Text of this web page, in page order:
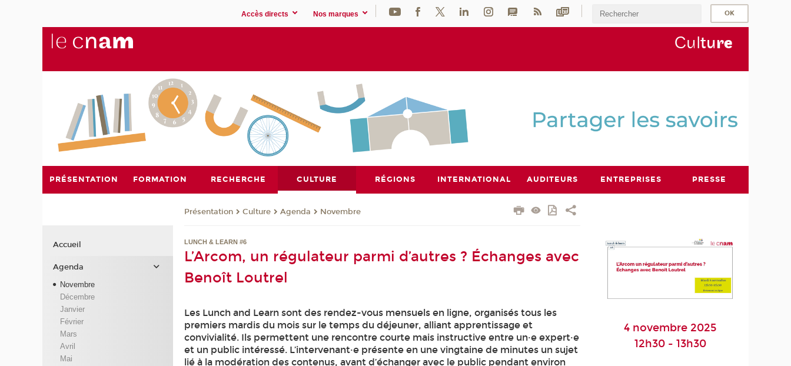
Accès directs Nos marques
Culture
PRÉSENTATION FORMATION RECHERCHE CULTURE RÉGIONS INTERNATIONAL AUDITEURS ENTREPRISES PRESSE
Présentation Culture Agenda Novembre
LUNCH & LEARN #6
L’Arcom, un régulateur parmi d’autres ? Échanges avec
Benoît Loutrel
Les Lunch and Learn sont des rendez-vous mensuels en ligne, organisés tous les
premiers mardis du mois sur le temps du déjeuner, alliant apprentissage et
convivialité. Ils permettent une rencontre courte mais instructive entre un·e expert·e
et un public intéressé. L’intervenant·e présente en une vingtaine de minutes un sujet
lié à la modération des contenus, avant d’échanger avec le public pendant environ
4 novembre 2025
12h30 - 13h30
Accueil
Agenda
Novembre
Décembre
Janvier
Février
Mars
Avril
Mai